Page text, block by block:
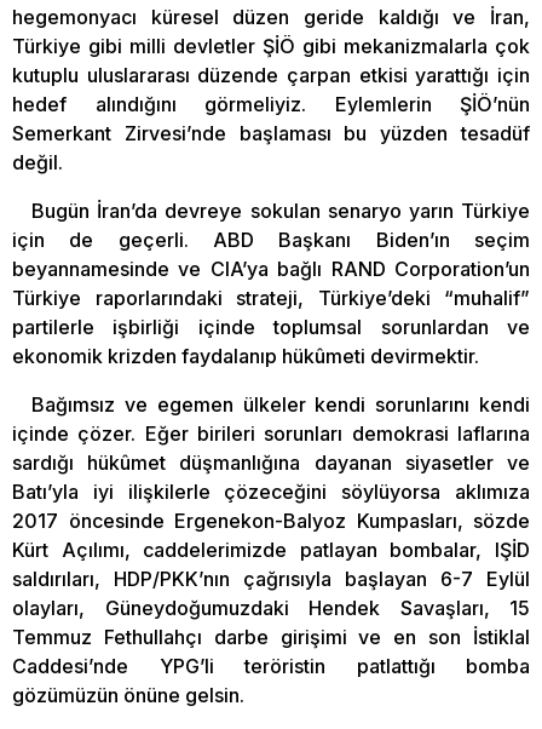
hegemonyacı küresel düzen geride kaldığı ve İran,
Türkiye gibi milli devletler ŞİÖ gibi mekanizmalarla çok
kutuplu uluslararası düzende çarpan etkisi yarattığı için
hedef alındığını görmeliyiz. Eylemlerin ŞİÖ’nün
Semerkant Zirvesi’nde başlaması bu yüzden tesadüf
değil.
Bugün İran’da devreye sokulan senaryo yarın Türkiye
için de geçerli. ABD Başkanı Biden’ın seçim
beyannamesinde ve CIA’ya bağlı RAND Corporation’un
Türkiye raporlarındaki strateji, Türkiye’deki “muhalif”
partilerle işbirliği içinde toplumsal sorunlardan ve
ekonomik krizden faydalanıp hükûmeti devirmektir.
Bağımsız ve egemen ülkeler kendi sorunlarını kendi
içinde çözer. Eğer birileri sorunları demokrasi laflarına
sardığı hükûmet düşmanlığına dayanan siyasetler ve
Batı’yla iyi ilişkilerle çözeceğini söylüyorsa aklımıza
2017 öncesinde Ergenekon-Balyoz Kumpasları, sözde
Kürt Açılımı, caddelerimizde patlayan bombalar, IŞİD
saldırıları, HDP/PKK’nın çağrısıyla başlayan 6-7 Eylül
olayları, Güneydoğumuzdaki Hendek Savaşları, 15
Temmuz Fethullahçı darbe girişimi ve en son İstiklal
Caddesi’nde YPG’li teröristin patlattığı bomba
gözümüzün önüne gelsin.